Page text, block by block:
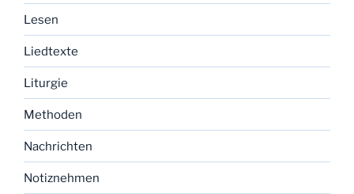
Lesen
Liedtexte
Liturgie
Methoden
Nachrichten
Notiznehmen